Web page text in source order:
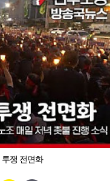
쟁 전면화